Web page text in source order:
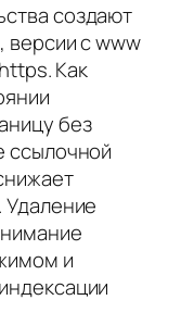
создают
версии с www
Как
без
ссылочной
Удаление
и